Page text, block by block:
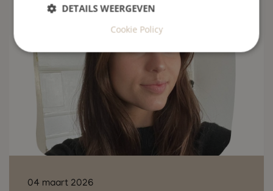
04 maart 2026
DETAILS WEERGEVEN
Cookie Policy